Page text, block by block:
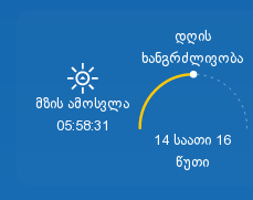
05:58:31
Მზის Ამოსვლა
დღის
ხანგრძლივობა
14 საათი 16
წუთი